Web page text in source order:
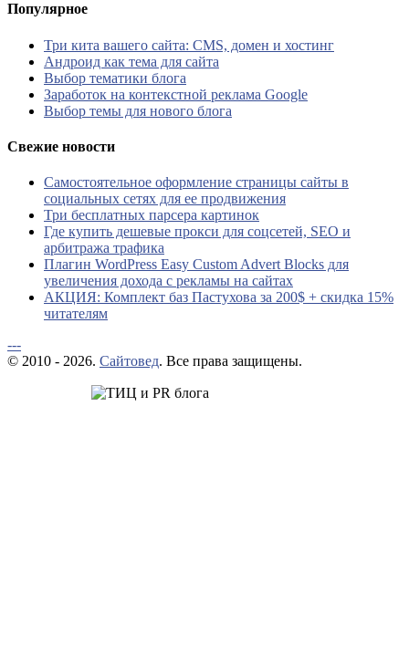
Популярное
Три кита вашего сайта: CMS, домен и хостинг
Андроид как тема для сайта
Выбор тематики блога
Заработок на контекстной реклама Google
Выбор темы для нового блога
Свежие новости
Самостоятельное оформление страницы сайты в
социальных сетях для ее продвижения
Три бесплатных парсера картинок
Где купить дешевые прокси для соцсетей, SEO и
арбитража трафика
Плагин WordPress Easy Custom Advert Blocks для
увеличения дохода с рекламы на сайтах
АКЦИЯ: Комплект баз Пастухова за 200$ + скидка 15%
читателям
---
© 2010 - 2026. Сайтовед. Все права защищены.